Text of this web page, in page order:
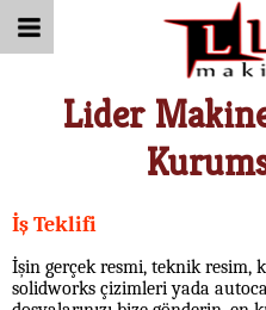
Lider
İş Teklifi
İşin gerçek resmi, teknik resim,
solidworks çizimleri yada